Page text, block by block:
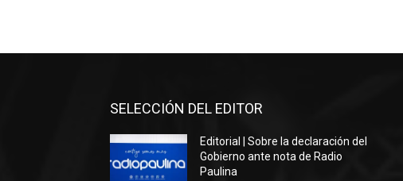
SELECCIÓN DEL EDITOR
Editorial | Sobre la declaración del
Gobierno ante nota de Radio
Paulina